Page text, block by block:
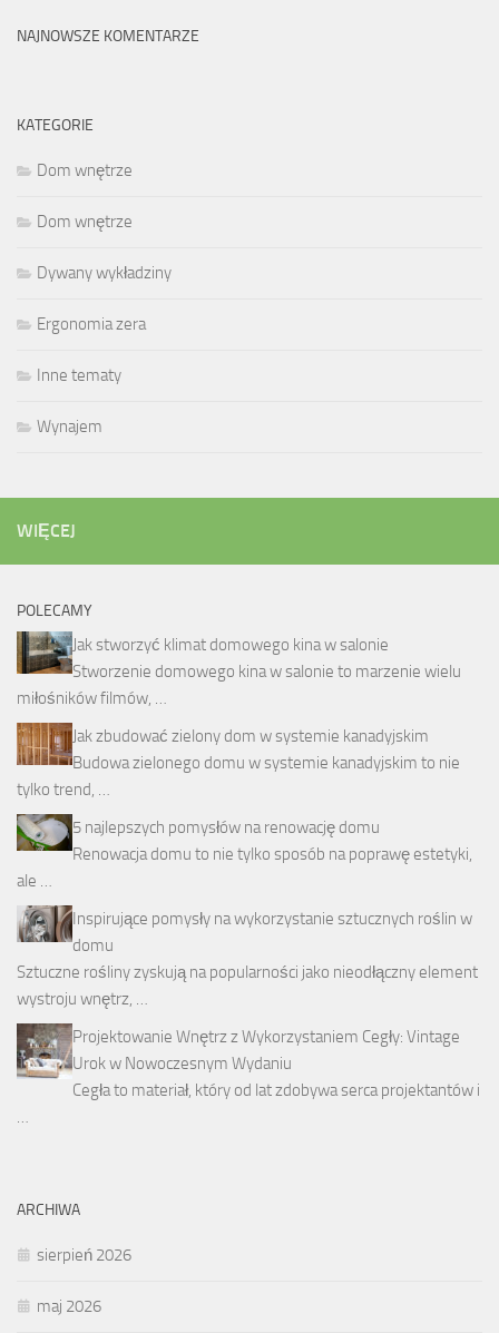
NAJNOWSZE KOMENTARZE
KATEGORIE
Dom wnętrze
Dom wnętrze
Dywany wykładziny
Ergonomia zera
Inne tematy
Wynajem
WIĘCEJ
POLECAMY
Jak stworzyć klimat domowego kina w salonie
Stworzenie domowego kina w salonie to marzenie wielu
miłośników filmów, …
Jak zbudować zielony dom w systemie kanadyjskim
Budowa zielonego domu w systemie kanadyjskim to nie
tylko trend, …
5 najlepszych pomysłów na renowację domu
Renowacja domu to nie tylko sposób na poprawę estetyki,
ale …
Inspirujące pomysły na wykorzystanie sztucznych roślin w
domu
Sztuczne rośliny zyskują na popularności jako nieodłączny element
wystroju wnętrz, …
Projektowanie Wnętrz z Wykorzystaniem Cegły: Vintage
Urok w Nowoczesnym Wydaniu
Cegła to materiał, który od lat zdobywa serca projektantów i
…
ARCHIWA
sierpień 2026
maj 2026